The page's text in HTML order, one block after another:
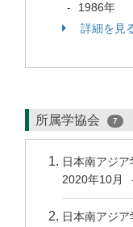
-
1986年
詳細を見
所属学協会 7
日本南アジ
2020年10月
日本南アジ